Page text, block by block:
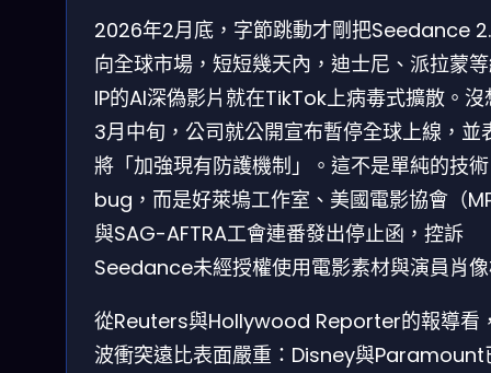
2026年2月底，字節跳動才剛把Seedance
向全球市場，短短幾天內，迪士尼、派拉蒙
IP的AI深偽影片就在TikTok上病毒式擴散。沒
3月中旬，公司就公開宣布暫停全球上線，並
將「加強現有防護機制」。這不是單純的技術
bug，而是好萊塢工作室、美國電影協會（
與SAG-AFTRA工會連番發出停止函，控訴
Seedance未經授權使用電影素材與演員肖
從Reuters與Hollywood Reporter的報導看
波衝突遠比表面嚴重：Disney與Paramount